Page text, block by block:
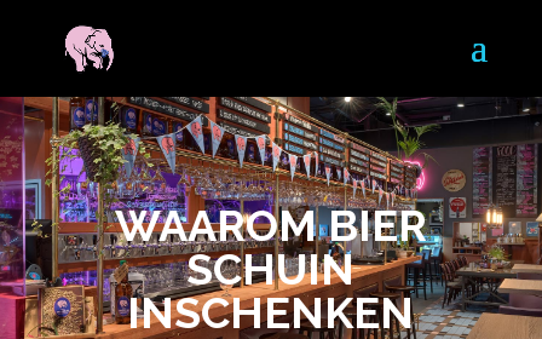
WAAROM BIER
SCHUIN
INSCHENKEN